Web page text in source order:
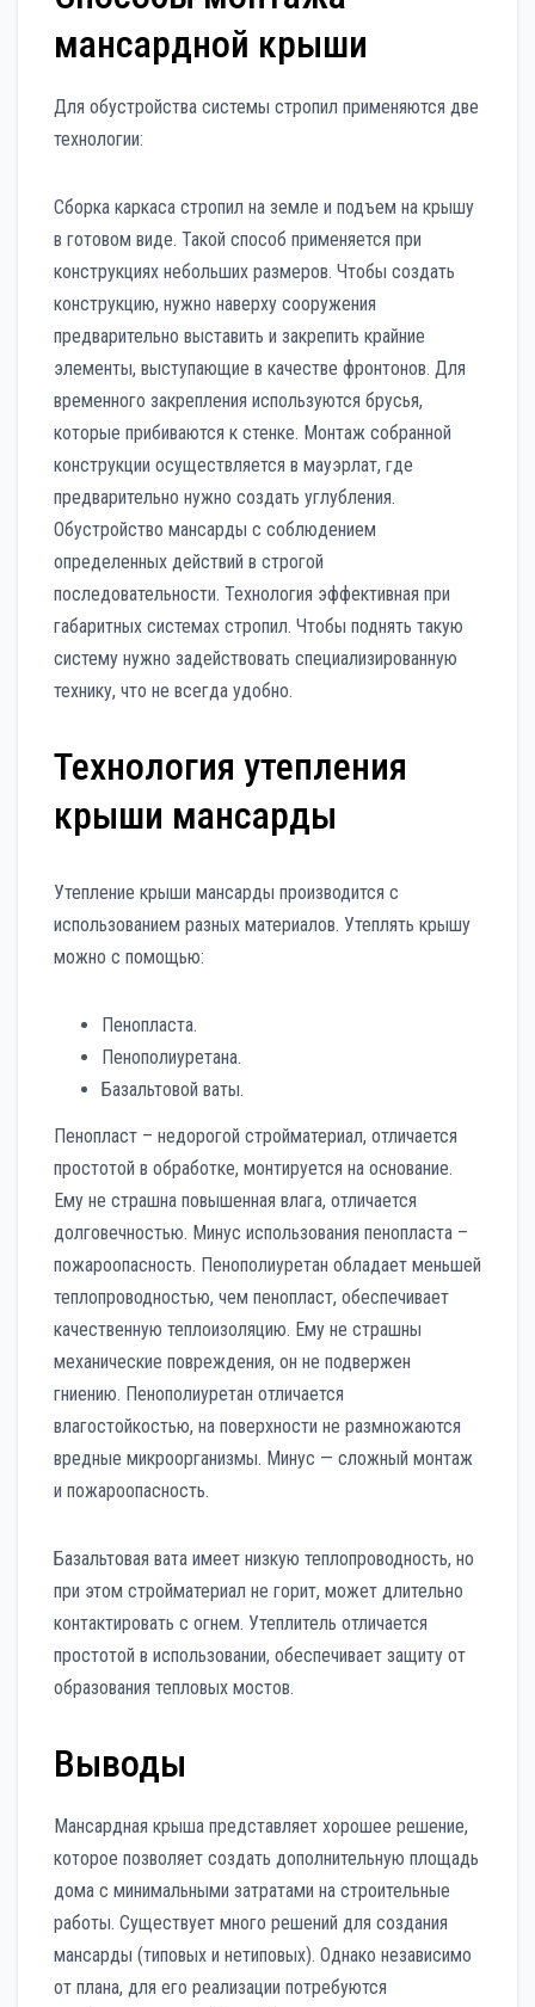
мансардной крыши
Для обустройства системы стропил применяются две
технологии:
Сборка каркаса стропил на земле и подъем на крышу
в готовом виде. Такой способ применяется при
конструкциях небольших размеров. Чтобы создать
конструкцию, нужно наверху сооружения
предварительно выставить и закрепить крайние
элементы, выступающие в качестве фронтонов. Для
временного закрепления используются брусья,
которые прибиваются к стенке. Монтаж собранной
конструкции осуществляется в мауэрлат, где
предварительно нужно создать углубления.
Обустройство мансарды с соблюдением
определенных действий в строгой
последовательности. Технология эффективная при
габаритных системах стропил. Чтобы поднять такую
систему нужно задействовать специализированную
технику, что не всегда удобно.
Технология утепления
крыши мансарды
Утепление крыши мансарды производится с
использованием разных материалов. Утеплять крышу
можно с помощью:
Пенопласта.
Пенополиуретана.
Базальтовой ваты.
Пенопласт – недорогой стройматериал, отличается
простотой в обработке, монтируется на основание.
Ему не страшна повышенная влага, отличается
долговечностью. Минус использования пенопласта –
пожароопасность. Пенополиуретан обладает меньшей
теплопроводностью, чем пенопласт, обеспечивает
качественную теплоизоляцию. Ему не страшны
механические повреждения, он не подвержен
гниению. Пенополиуретан отличается
влагостойкостью, на поверхности не размножаются
вредные микроорганизмы. Минус — сложный монтаж
и пожароопасность.
Базальтовая вата имеет низкую теплопроводность, но
при этом стройматериал не горит, может длительно
контактировать с огнем. Утеплитель отличается
простотой в использовании, обеспечивает защиту от
образования тепловых мостов.
Выводы
Мансардная крыша представляет хорошее решение,
которое позволяет создать дополнительную площадь
дома с минимальными затратами на строительные
работы. Существует много решений для создания
мансарды (типовых и нетиповых). Однако независимо
от плана, для его реализации потребуются